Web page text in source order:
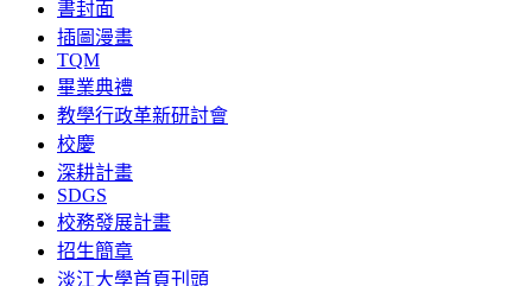
書封面
插圖漫畫
TQM
畢業典禮
教學行政革新研討會
校慶
深耕計畫
SDGS
校務發展計畫
招生簡章
淡江大學首頁刊頭